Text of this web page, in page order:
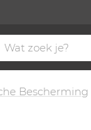
Bescherming